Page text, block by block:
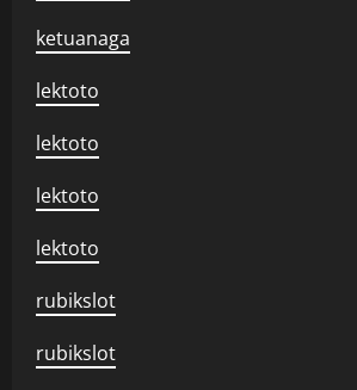
ketuanaga
lektoto
lektoto
lektoto
lektoto
rubikslot
rubikslot